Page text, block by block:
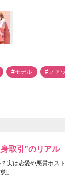
#モデル #ファ
取引”のリアル
実は恋愛や悪質ホス
。